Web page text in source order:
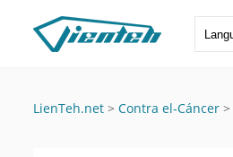
LienTeh.net > Contra el-Cáncer >